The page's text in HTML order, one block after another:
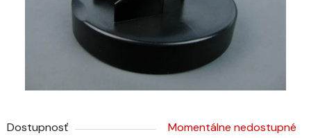
Dostupnosť
Momentálne nedostupné